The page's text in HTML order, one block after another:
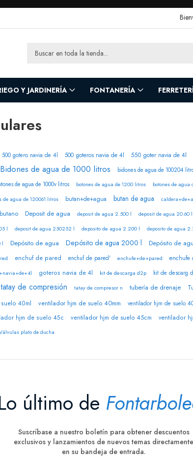
Y JARDINERÍA FONTANERÍA
500 gotero navia de 4l 500 goteros navia de 4l 550 goter navia de 4l
Bidones de agua de 1000 litros bidones de agua de 100204
de agua de 1000v litros botones de agua de 1200 litros botones de agua
de agua de 120061 litros butan+de+agua butan de agua
Deposit de agua deposit de agua 2.500 l deposit de agua 20.60 l
l deposit de agua 250252 l deposito de agua 2.200 l deposito de agua
l Depósito de agua Depósito de agua 2000 l Depósito de
enchuf de pared enchuf de pared' enchufe+de+pared enchufe
goteros navia de 4l kit de descarga d2p kit de descarg
tatay de compresión tatay de compresor n tubería de drenaje
40ml ventilador hjm de suelo 40mm ventilador hjm de suelo
hjm de suelo 45c ventilador hjm de suelo 45cm ventilador
plato de ducha
último de
Suscríbase a nuestro boletín para obtener descuentos
exclusivos y lanzamientos de nuevos temas directamente
en su bandeja de entrada.